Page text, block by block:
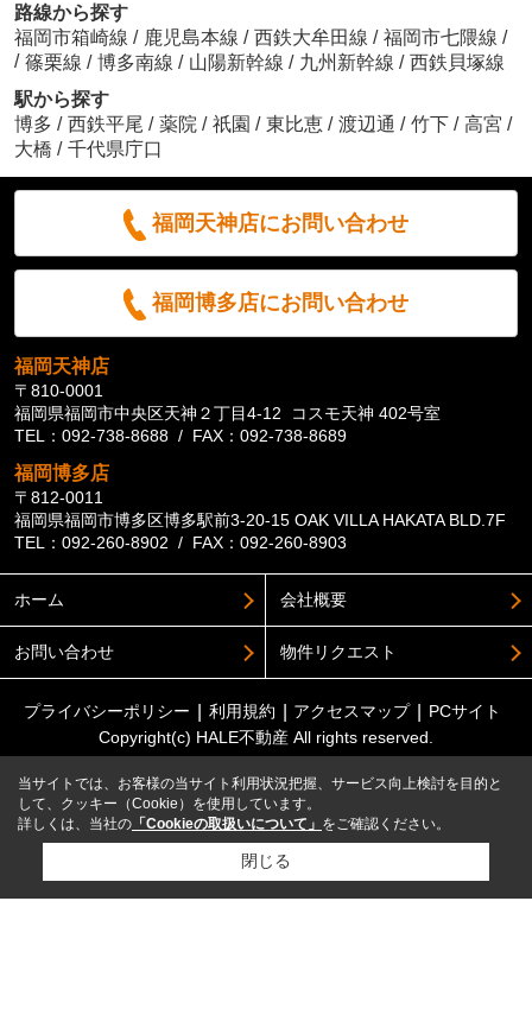
路線から探す
福岡市箱崎線 / 鹿児島本線 / 西鉄大牟田線 / 福岡市七隈線 /
/ 篠栗線 / 博多南線 / 山陽新幹線 / 九州新幹線 / 西鉄貝塚線
駅から探す
博多 / 西鉄平尾 / 薬院 / 祇園 / 東比恵 / 渡辺通 / 竹下 / 高宮 /
大橋 / 千代県庁口
福岡天神店にお問い合わせ
福岡博多店にお問い合わせ
福岡天神店
〒810-0001
福岡県福岡市中央区天神２丁目4-12 コスモ天神 402号室
TEL：092-738-8688 / FAX：092-738-8689
福岡博多店
〒812-0011
福岡県福岡市博多区博多駅前3-20-15 OAK VILLA HAKATA BLD.7F
TEL：092-260-8902 / FAX：092-260-8903
ホーム 会社概要
お問い合わせ 物件リクエスト
プライバシーポリシー 利用規約 アクセスマップ
PCサイト
Copyright(c) HALE不動産 All rights reserved.
当サイトでは、お客様の当サイト利用状況把握、サービス向上検討を目的と
して、クッキー（Cookie）を使用しています。
詳しくは、当社の 「Cookieの取扱いについて」 をご確認ください。
閉じる